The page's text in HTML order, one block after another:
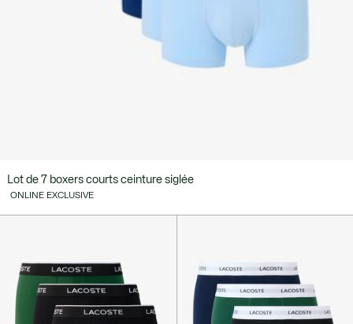
Lot de 7 boxers courts ceinture siglée
ONLINE EXCLUSIVE